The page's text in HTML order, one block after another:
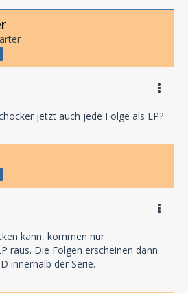
jetzt auch jede Folge als LP?
kann, kommen nur
raus. Die Folgen erscheinen dann
innerhalb der Serie.